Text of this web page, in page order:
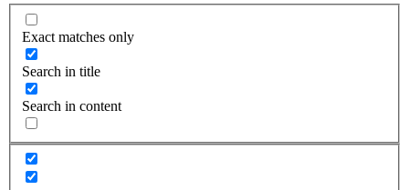
Exact matches only
Search in title
Search in content